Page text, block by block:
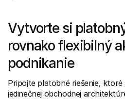
Vytvorte si
rovnako flexibilný
podnikanie
Pripojte platobné riešenie, ktoré
jedinečnej obchodnej
Kontaktujte obchodné
Zistite, ako môžeme pomôcť vašej